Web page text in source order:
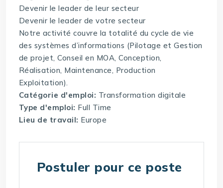
Devenir le leader de leur secteur
Devenir le leader de votre secteur
Notre activité couvre la totalité du cycle de vie
des systèmes d’informations (Pilotage et Gestion
de projet, Conseil en MOA, Conception,
Réalisation, Maintenance, Production
Exploitation).
Catégorie d'emploi: Transformation digitale
Type d'emploi: Full Time
Lieu de travail: Europe
Postuler pour ce poste